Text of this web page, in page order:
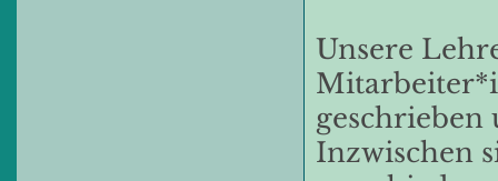
Unsere
geschrieben
Inzwischen